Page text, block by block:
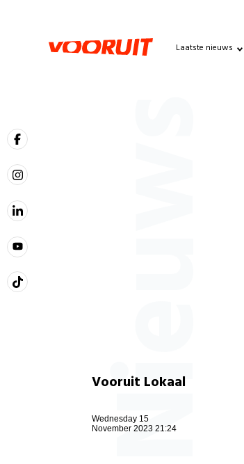
Laatste nieuws
Vooruit Lokaal
Wednesday 15
November 2023 21:24